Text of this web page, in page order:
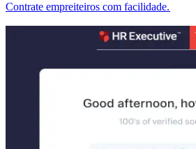
Contrate empreiteiros com facilidade.​​